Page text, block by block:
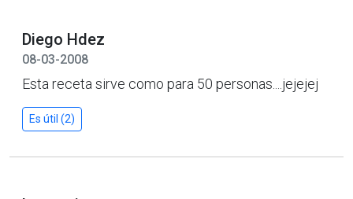
Diego Hdez
08-03-2008
Esta receta sirve como para 50 personas....jejejej
Es útil (2)